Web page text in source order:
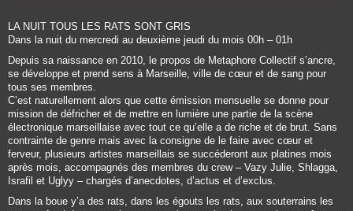
LA NUIT TOUS LES RATS SONT GRIS
Dans la nuit du mercredi au deuxième jeudi du mois 00h – 01h
Depuis sa naissance en 2010, le propos de Metaphore Collectif s’ancre,
se développe et prend sens à Marseille, ville de cœur et de sang pour
tous ses membres.
C’est naturellement alors que cette émission mensuelle se donne pour
mission de défricher et de mettre en lumière une partie de la scène
électronique marseillaise avec tout ce qu’elle a de riche et de brut. Sans
contrainte de genre mais avec la consigne de le faire avec cœur et
ferveur, plusieurs artistes marseillais se succéderont aux platines mois
après mois, accompagnés des membres du crew – Vazy Julie, Shlagga,
Israfil et Uglyy – chargés d’anecdotes, d’actus et d’exclus.
Dans la boue y’a des rats, dans les égouts les rats, aux souterrains les